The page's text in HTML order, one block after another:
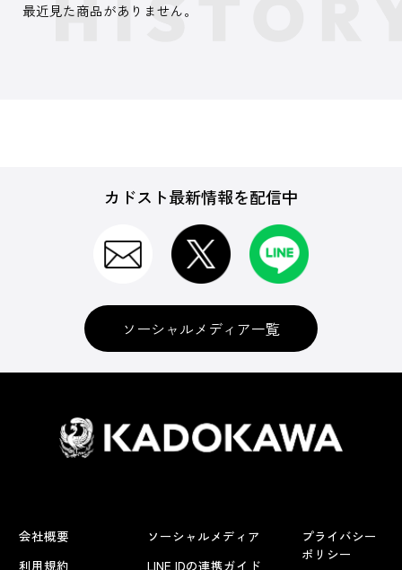
最近見た商品がありません。
カドスト最新情報を配信中
ソーシャルメディア一覧
会社概要
利用規約
ソーシャルメディア
LINE IDの連携ガイド
プライバシー
ポリシー